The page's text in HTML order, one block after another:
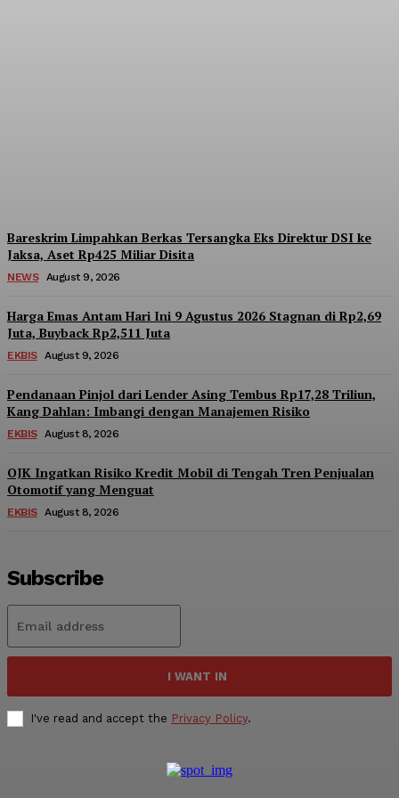
Bareskrim Limpahkan Berkas Tersangka Eks Direktur DSI ke
Jaksa, Aset Rp425 Miliar Disita
NEWS August 9, 2026
Harga Emas Antam Hari Ini 9 Agustus 2026 Stagnan di Rp2,69
Juta, Buyback Rp2,511 Juta
EKBIS August 9, 2026
Pendanaan Pinjol dari Lender Asing Tembus Rp17,28 Triliun,
Kang Dahlan: Imbangi dengan Manajemen Risiko
EKBIS August 8, 2026
OJK Ingatkan Risiko Kredit Mobil di Tengah Tren Penjualan
Otomotif yang Menguat
EKBIS August 8, 2026
Subscribe
I WANT IN
I've read and accept the Privacy Policy.